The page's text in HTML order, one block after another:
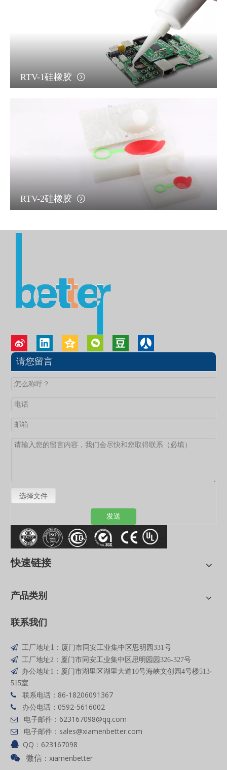
RTV-1硅橡胶
RTV-2硅橡胶
请您留言
选择文件
发送
快速链接
产品类别
联系我们
 工厂地址1 ：厦门市同安工业集中区思明园331号
 工厂地址2：厦门市同安工业集中区思明园园326-327号
 办公地址1：厦门市湖里区湖里大道10号海峡文创园4号楼513-
515室
 联系电话：86-18206091367
 办公电话：0592-5616002
 电子邮件： 623167098@qq.com
 电子邮件： sales@xiamenbetter.com
 QQ：623167098
 微信 ：xiamenbetter